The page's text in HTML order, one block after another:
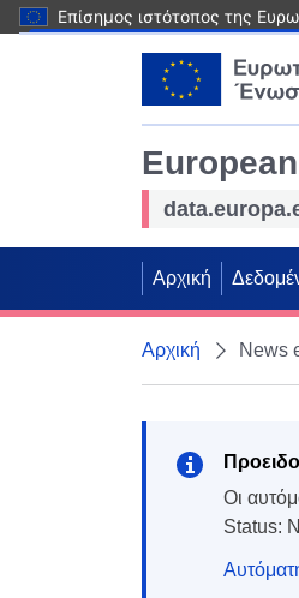
Επίσημος ιστότοπος της
Αρχική
Αρχική News
Οι
Status: